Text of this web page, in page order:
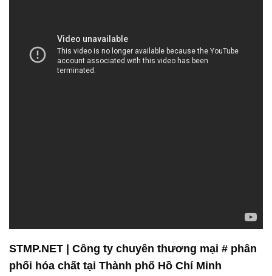
STMP.NET | Công ty chuyên thương mại # phân
phối hóa chất tại Thành phố Hồ Chí Minh